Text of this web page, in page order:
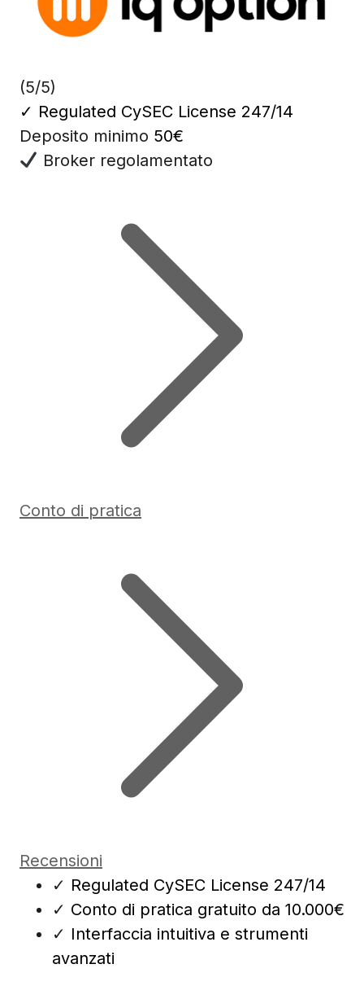
(5/5)
✓ Regulated CySEC License 247/14
Deposito minimo 50€
Broker regolamentato
Conto di pratica
Recensioni
✓ Regulated CySEC License 247/14
✓ Conto di pratica gratuito da 10.000€
✓ Interfaccia intuitiva e strumenti
avanzati